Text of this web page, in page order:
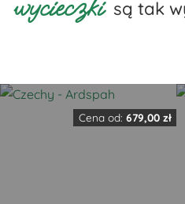
wycieczki są tak
Cena od: 679,00 zł